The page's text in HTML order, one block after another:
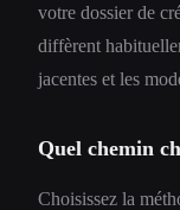
votre dossier de
diffèrent
jacentes et les
Quel chemin
Choisissez la